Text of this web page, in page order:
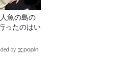
魚の島の
ったのはい
by